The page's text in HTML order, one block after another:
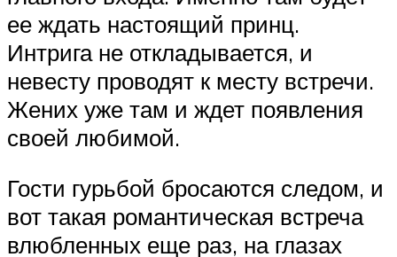
ее ждать настоящий принц.
Интрига не откладывается, и
невесту проводят к месту встречи.
Жених уже там и ждет появления
своей любимой.
Гости гурьбой бросаются следом, и
вот такая романтическая встреча
влюбленных еще раз, на глазах